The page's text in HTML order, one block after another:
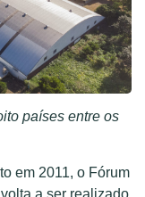
países entre os
em 2011, o Fórum
a ser realizado